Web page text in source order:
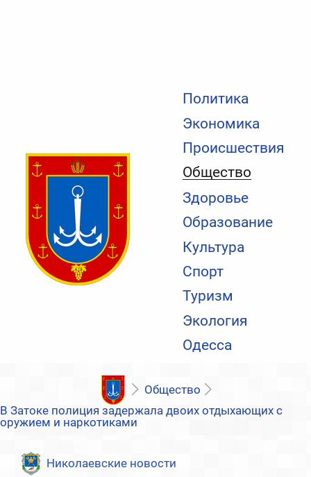
Политика
Экономика
Происшествия
Общество
Здоровье
Образование
Культура
Спорт
Туризм
Экология
Одесса
Общество
В Затоке полиция задержала двоих отдыхающих с
оружием и наркотиками
Николаевские новости